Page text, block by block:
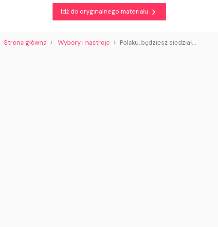
Idź do oryginalnego materiału
Strona główna Wybory i nastroje Polaku, będziesz siedział…